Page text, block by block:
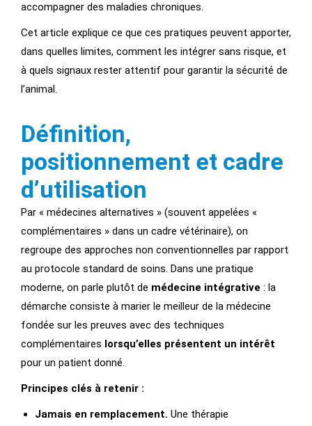
accompagner des maladies chroniques.
Cet article explique ce que ces pratiques peuvent apporter,
dans quelles limites, comment les intégrer sans risque, et
à quels signaux rester attentif pour garantir la sécurité de
l’animal.
Définition,
positionnement et cadre
d’utilisation
Par « médecines alternatives » (souvent appelées «
complémentaires » dans un cadre vétérinaire), on
regroupe des approches non conventionnelles par rapport
au protocole standard de soins. Dans une pratique
moderne, on parle plutôt de médecine intégrative : la
démarche consiste à marier le meilleur de la médecine
fondée sur les preuves avec des techniques
complémentaires lorsqu’elles présentent un intérêt
pour un patient donné.
Principes clés à retenir :
Jamais en remplacement. Une thérapie